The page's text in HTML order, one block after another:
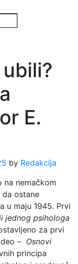
E.
by Redakcija
na nemačkom
ostane
u maju 1945. Prvi
jednog psihologa
za prvi
– Osnovi
principa